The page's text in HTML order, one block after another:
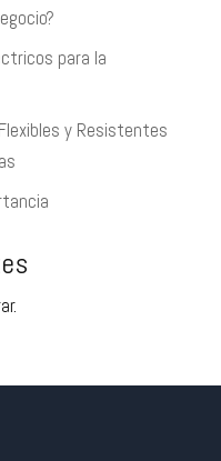
para la
y Resistentes